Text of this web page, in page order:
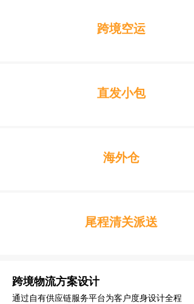
跨境空运
直发小包
海外仓
尾程清关派送
跨境物流方案设计
通过自有供应链服务平台为客户度身设计全程